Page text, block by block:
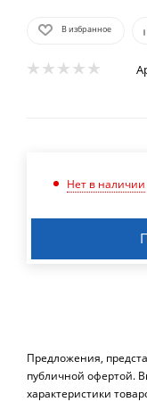
В избранное
Нет в наличии
Предложения,
публичной офертой.
характеристики